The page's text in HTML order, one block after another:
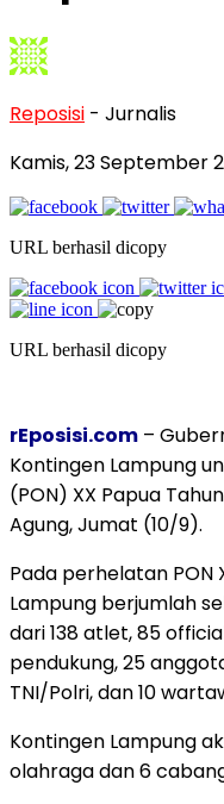
Reposisi - Jurnalis
Kamis, 23 September
URL berhasil dicopy
URL berhasil dicopy
rEposisi.com –
Kontingen Lampung
(PON) XX Papua
Agung, Jumat (10/9).
Pada perhelatan PON
Lampung berjumlah
dari 138 atlet, 85
pendukung, 25
TNI/Polri, dan 10
Kontingen Lampung
olahraga dan 6